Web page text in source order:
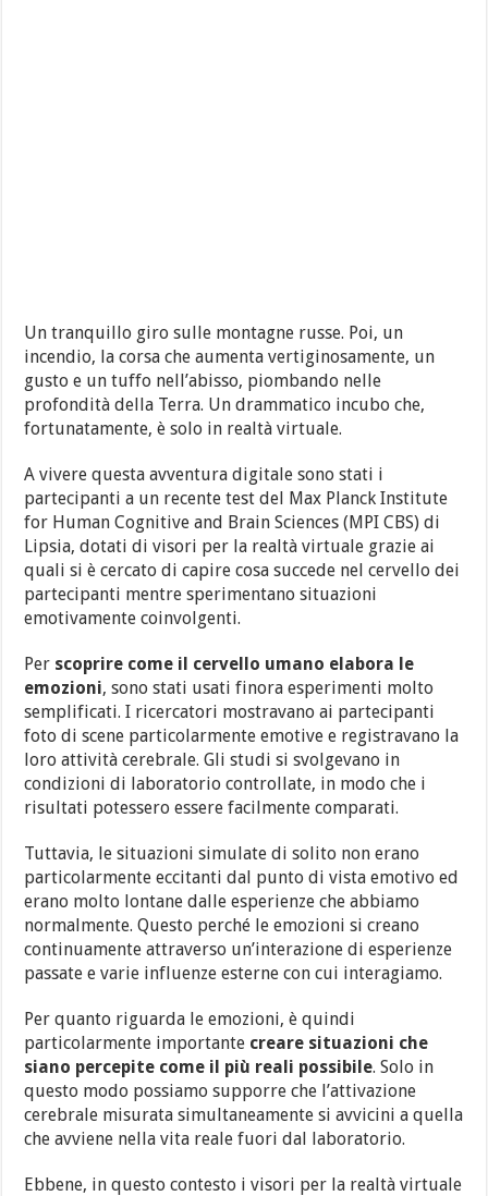
Un tranquillo giro sulle montagne russe. Poi, un
incendio, la corsa che aumenta vertiginosamente, un
gusto e un tuffo nell’abisso, piombando nelle
profondità della Terra. Un drammatico incubo che,
fortunatamente, è solo in realtà virtuale.
A vivere questa avventura digitale sono stati i
partecipanti a un recente test del Max Planck Institute
for Human Cognitive and Brain Sciences (MPI CBS) di
Lipsia, dotati di visori per la realtà virtuale grazie ai
quali si è cercato di capire cosa succede nel cervello dei
partecipanti mentre sperimentano situazioni
emotivamente coinvolgenti.
Per scoprire come il cervello umano elabora le
emozioni, sono stati usati finora esperimenti molto
semplificati. I ricercatori mostravano ai partecipanti
foto di scene particolarmente emotive e registravano la
loro attività cerebrale. Gli studi si svolgevano in
condizioni di laboratorio controllate, in modo che i
risultati potessero essere facilmente comparati.
Tuttavia, le situazioni simulate di solito non erano
particolarmente eccitanti dal punto di vista emotivo ed
erano molto lontane dalle esperienze che abbiamo
normalmente. Questo perché le emozioni si creano
continuamente attraverso un’interazione di esperienze
passate e varie influenze esterne con cui interagiamo.
Per quanto riguarda le emozioni, è quindi
particolarmente importante creare situazioni che
siano percepite come il più reali possibile. Solo in
questo modo possiamo supporre che l’attivazione
cerebrale misurata simultaneamente si avvicini a quella
che avviene nella vita reale fuori dal laboratorio.
Ebbene, in questo contesto i visori per la realtà virtuale